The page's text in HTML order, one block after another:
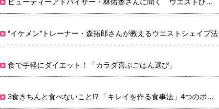
“イケメン”トレーナー・森拓郎さんが教えるウエストシェイプ法
食で手軽にダイエット！「カラダ喜ぶごはん選び」
3食きちんと食べないこと!? 「キレイを作る食事法」4つのポイント